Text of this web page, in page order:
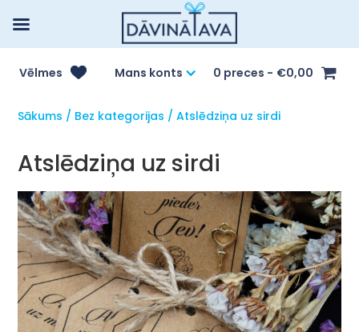
Vēlmes Mans konts 0 preces €0,00
Sākums / Bez kategorijas / Atslēdziņa uz sirdi
Atslēdziņa uz sirdi